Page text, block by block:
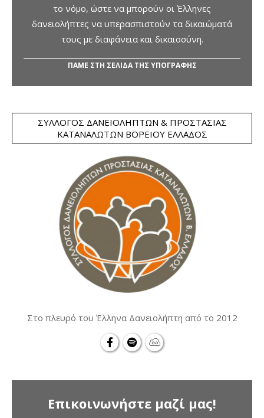
το νόμο, ώστε να μπορούν οι Έλληνες
δανειολήπτες να υπερασπιστούν τα δικαιώματά
τους με διαφάνεια και δικαιοσύνη.
ΠΑΜΕ ΣΤΗ ΣΕΛΙΔΑ ΤΗΣ ΥΠΟΓΡΑΦΗΣ
ΣΎΛΛΟΓΟΣ ΔΑΝΕΙΟΛΗΠΤΏΝ & ΠΡΟΣΤΑΣΊΑΣ
ΚΑΤΑΝΑΛΩΤΏΝ ΒΟΡΕΊΟΥ ΕΛΛΆΔΟΣ
Στο πλευρό του Έλληνα Δανειολήπτη από το 2012
Επικοινωνήστε μαζί μας!